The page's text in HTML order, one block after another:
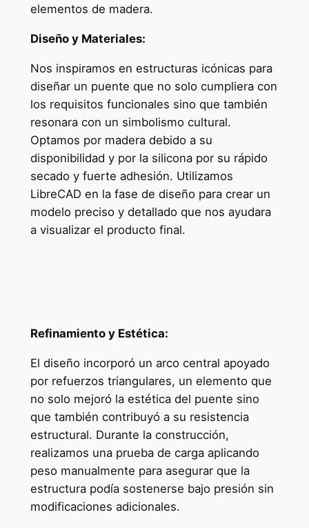
elementos de madera.
Diseño y Materiales:
Nos inspiramos en estructuras icónicas para
diseñar un puente que no solo cumpliera con
los requisitos funcionales sino que también
resonara con un simbolismo cultural.
Optamos por madera debido a su
disponibilidad y por la silicona por su rápido
secado y fuerte adhesión. Utilizamos
LibreCAD en la fase de diseño para crear un
modelo preciso y detallado que nos ayudara
a visualizar el producto final.
Refinamiento y Estética:
El diseño incorporó un arco central apoyado
por refuerzos triangulares, un elemento que
no solo mejoró la estética del puente sino
que también contribuyó a su resistencia
estructural. Durante la construcción,
realizamos una prueba de carga aplicando
peso manualmente para asegurar que la
estructura podía sostenerse bajo presión sin
modificaciones adicionales.